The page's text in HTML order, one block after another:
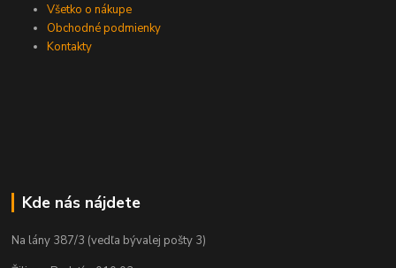
Všetko o nákupe
Obchodné podmienky
Kontakty
Kde nás nájdete
Na lány 387/3 (vedľa bývalej pošty 3)